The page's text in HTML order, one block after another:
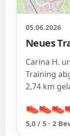
05.06.2026
Neues
Carina H.
Training
2,74 km
👟
👟👟
👟👟
👟
5,0 / 5 · 2